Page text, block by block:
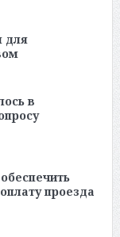
для
в
проезда